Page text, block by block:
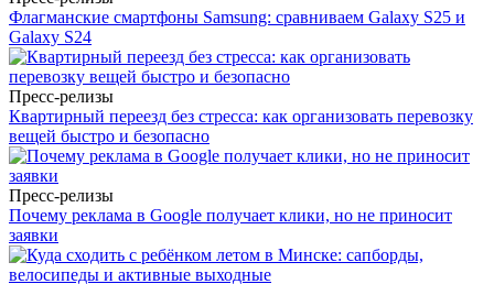
Флагманские смартфоны Samsung: сравниваем Galaxy S25 и
Galaxy S24
Пресс-релизы
Квартирный переезд без стресса: как организовать перевозку
вещей быстро и безопасно
Пресс-релизы
Почему реклама в Google получает клики, но не приносит
заявки